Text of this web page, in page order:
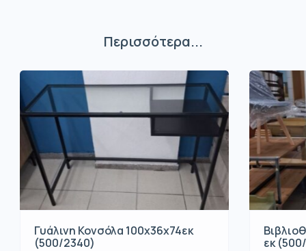
Περισσότερα...
Γυάλινη Κονσόλα 100x36x74εκ
(500/2340)
εκ